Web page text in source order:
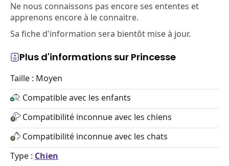
Ne nous connaissons pas encore ses ententes et
apprenons encore à le connaitre.
Sa fiche d'information sera bientôt mise à jour.
Plus d'informations sur Princesse
Taille : Moyen
Compatible avec les enfants
Compatibilité inconnue avec les chiens
Compatibilité inconnue avec les chats
Type : Chien